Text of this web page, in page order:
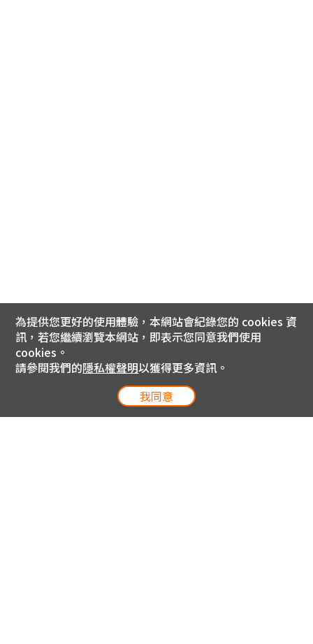
為提供您更好的使用體驗，本網站會紀錄您的 cookies 資
訊，若您繼續瀏覽本網站，即表示您同意我們使用
cookies。
請參閱我們的隱私權聲明以獲得更多資訊。
我同意